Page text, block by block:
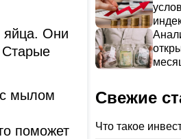
яйца. Они
Старые
с мылом
поможет
Свежие
Что такое